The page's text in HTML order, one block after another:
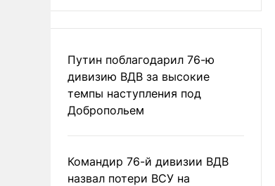
Путин поблагодарил 76-ю
дивизию ВДВ за высокие
темпы наступления под
Добропольем
Командир 76-й дивизии ВДВ
назвал потери ВСУ на